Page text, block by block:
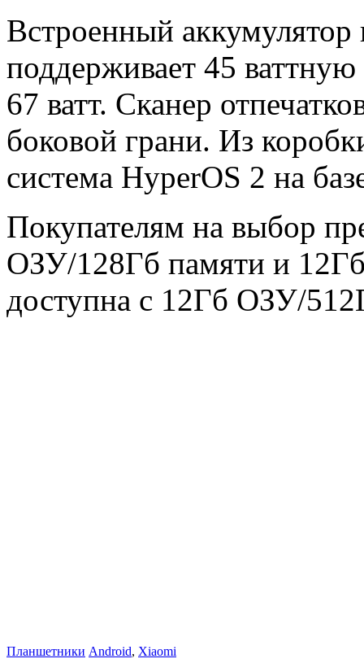
Встроенный
поддерживает 45 ваттную
67 ватт. Сканер
боковой грани. Из
система HyperOS 2 на
Покупателям на выбор
ОЗУ/128Гб памяти и
доступна с 12Гб ОЗУ/
Планшетники Android, Xiaomi